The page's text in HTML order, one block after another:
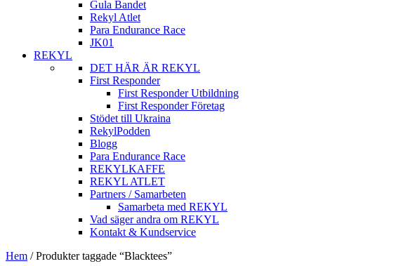
Gula Bandet
Rekyl Atlet
Para Endurance Race
JK01
REKYL
DET HÄR ÄR REKYL
First Responder
First Responder Utbildning
First Responder Företag
Stödet till Ukraina
RekylPodden
Blogg
Para Endurance Race
REKYLKAFFE
REKYL ATLET
Partners / Samarbeten
Samarbeta med REKYL
Vad säger andra om REKYL
Kontakt & Kundservice
Hem /Produkter taggade “Blacktees”